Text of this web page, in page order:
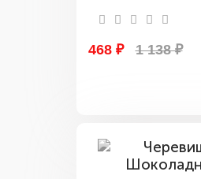
468 ₽ 1 138 ₽